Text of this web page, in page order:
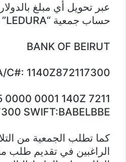
عبر تحويل أي مبلغ
حساب جمعية “LEDURA” في بنك بيروت:
BANK OF BEIRUT
C#: 1140Z872117300
0000 0001 140Z 7211
SWIFT:BABELBBE
كما تطلب الجمعية من
الراغبين في تقديم طلب